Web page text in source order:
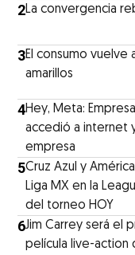
2La convergencia
3El consumo vuelve
amarillos
4Hey, Meta:
accedió a internet
empresa
5Cruz Azul y América
Liga MX en la
del torneo HOY
6Jim Carrey será el
película live-action